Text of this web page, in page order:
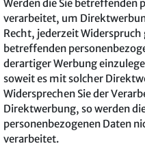
Werden die Sie betreffenden
verarbeitet, um
Recht, jederzeit Widerspruch
betreffenden
derartiger Werbung
soweit es mit solcher
Widersprechen Sie der
Direktwerbung, so werden
personenbezogenen Daten
verarbeitet.